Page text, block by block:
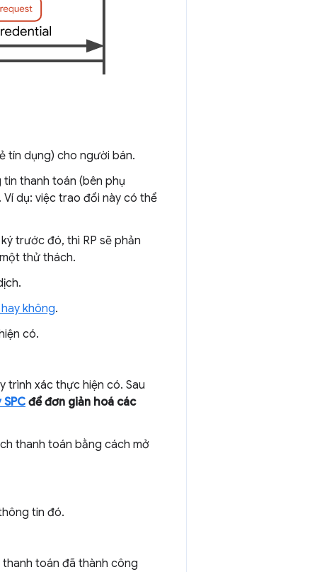
tín dụng) cho người bán.
thanh toán (bên phụ
dụ: việc trao đổi này có thể
trước đó, thì RP sẽ phản
thử thách.
không.
có.
trình xác thực hiện có. Sau
để đơn giản hoá các
thanh toán bằng cách mở
tin đó.
toán đã thành công